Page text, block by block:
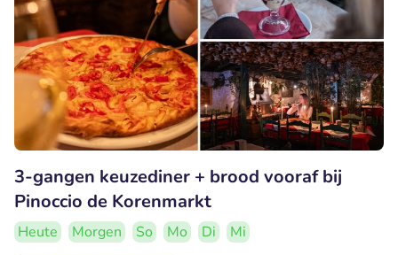
3-gangen keuzediner + brood vooraf bij
Pinoccio de Korenmarkt
Heute Morgen So Mo Di
Mi